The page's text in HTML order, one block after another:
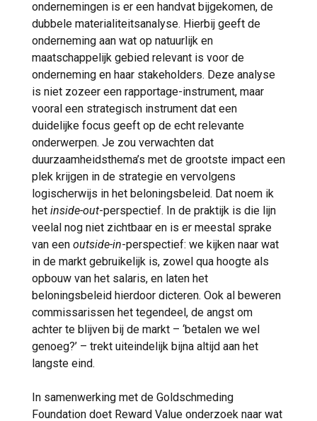
ondernemingen is er een handvat bijgekomen, de
dubbele materialiteitsanalyse. Hierbij geeft de
onderneming aan wat op natuurlijk en
maatschappelijk gebied relevant is voor de
onderneming en haar stakeholders. Deze analyse
is niet zozeer een rapportage-instrument, maar
vooral een strategisch instrument dat een
duidelijke focus geeft op de echt relevante
onderwerpen. Je zou verwachten dat
duurzaamheidsthema’s met de grootste impact een
plek krijgen in de strategie en vervolgens
logischerwijs in het beloningsbeleid. Dat noem ik
het inside-out-perspectief. In de praktijk is die lijn
veelal nog niet zichtbaar en is er meestal sprake
van een outside-in-perspectief: we kijken naar wat
in de markt gebruikelijk is, zowel qua hoogte als
opbouw van het salaris, en laten het
beloningsbeleid hierdoor dicteren. Ook al beweren
commissarissen het tegendeel, de angst om
achter te blijven bij de markt – ‘betalen we wel
genoeg?’ – trekt uiteindelijk bijna altijd aan het
langste eind.
In samenwerking met de Goldschmeding
Foundation doet Reward Value onderzoek naar wat